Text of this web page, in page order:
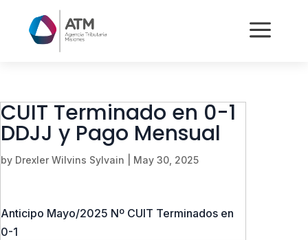
a
CUIT Terminado en 0-1
DDJJ y Pago Mensual
by Drexler Wilvins Sylvain May 30, 2025
Anticipo Mayo/2025 Nº CUIT Terminados en
0-1